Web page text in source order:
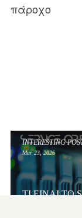
πάροχο
INTERESTING
Mar 23, 2026
ΤΙ ΕΊΝΑΙ ΤΟ